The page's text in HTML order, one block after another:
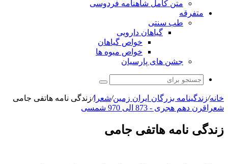
متن کامل شاهنامه فردوسی
متفرقه
طب سنتی
گیاهان دارویی
خواص گیاهان
خواص میوه ها
جشن های پارسیان
جستجو
برای
خانه/زندگینامه بزرگان ایران زمین/شعرا/زندگی نامه هاتفی جامی
شعرا قرن دهم هجری - 873 الی 970 شمسی
زندگی نامه هاتفی جامی